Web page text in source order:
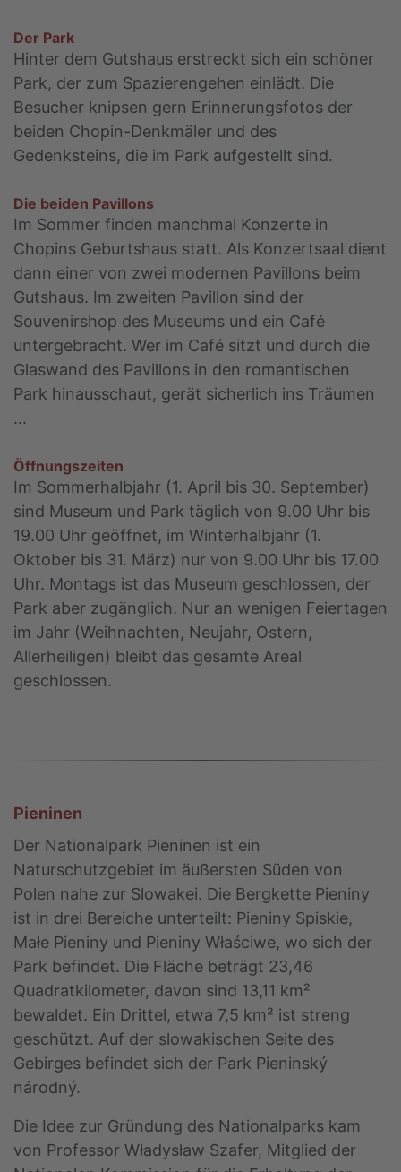
Der Park
Hinter dem Gutshaus erstreckt sich ein schöner
Park, der zum Spazierengehen einlädt. Die
Besucher knipsen gern Erinnerungsfotos der
beiden Chopin-Denkmäler und des
Gedenksteins, die im Park aufgestellt sind.
Die beiden Pavillons
Im Sommer finden manchmal Konzerte in
Chopins Geburtshaus statt. Als Konzertsaal dient
dann einer von zwei modernen Pavillons beim
Gutshaus. Im zweiten Pavillon sind der
Souvenirshop des Museums und ein Café
untergebracht. Wer im Café sitzt und durch die
Glaswand des Pavillons in den romantischen
Park hinausschaut, gerät sicherlich ins Träumen
...
Öffnungszeiten
Im Sommerhalbjahr (1. April bis 30. September)
sind Museum und Park täglich von 9.00 Uhr bis
19.00 Uhr geöffnet, im Winterhalbjahr (1.
Oktober bis 31. März) nur von 9.00 Uhr bis 17.00
Uhr. Montags ist das Museum geschlossen, der
Park aber zugänglich. Nur an wenigen Feiertagen
im Jahr (Weihnachten, Neujahr, Ostern,
Allerheiligen) bleibt das gesamte Areal
geschlossen.
Pieninen
Der Nationalpark Pieninen ist ein
Naturschutzgebiet im äußersten Süden von
Polen nahe zur Slowakei. Die Bergkette Pieniny
ist in drei Bereiche unterteilt: Pieniny Spiskie,
Małe Pieniny und Pieniny Właściwe, wo sich der
Park befindet. Die Fläche beträgt 23,46
Quadratkilometer, davon sind 13,11 km²
bewaldet. Ein Drittel, etwa 7,5 km² ist streng
geschützt. Auf der slowakischen Seite des
Gebirges befindet sich der Park Pieninský
národný.
Die Idee zur Gründung des Nationalparks kam
von Professor Władysław Szafer, Mitglied der